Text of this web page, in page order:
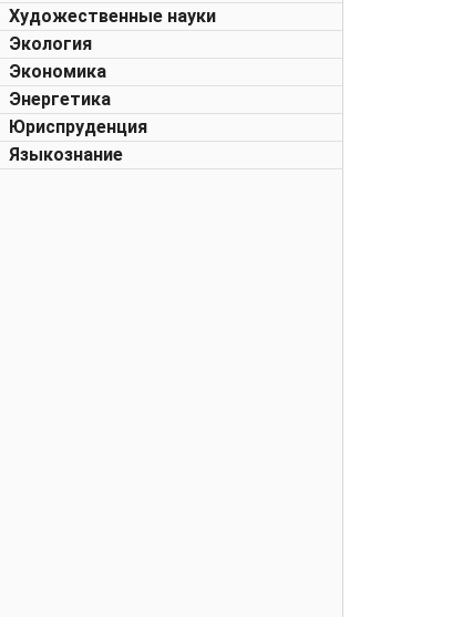
Художественные науки
Экология
Экономика
Энергетика
Юриспруденция
Языкознание